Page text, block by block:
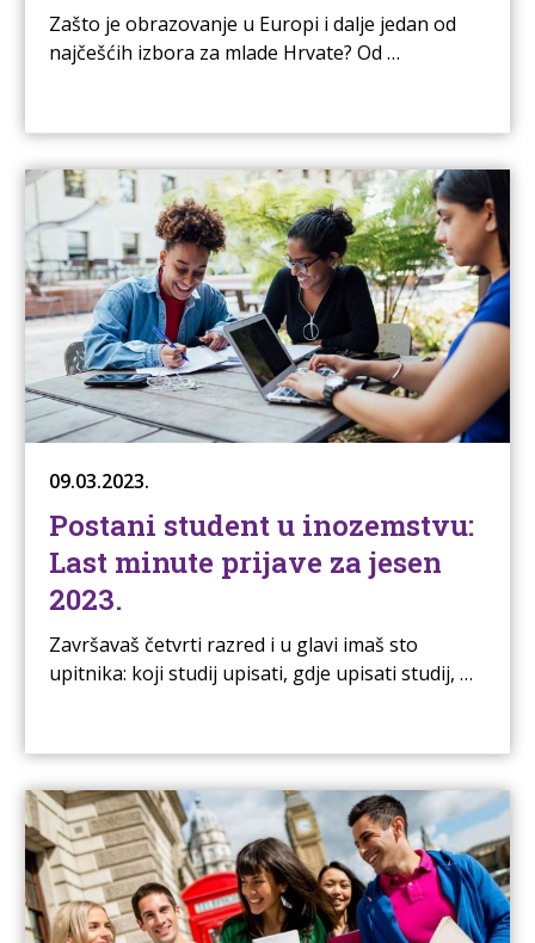
Zašto je obrazovanje u Europi i dalje jedan od
najčešćih izbora za mlade Hrvate? Od …
09.03.2023.
Postani student u inozemstvu:
Last minute prijave za jesen
2023.
Završavaš četvrti razred i u glavi imaš sto
upitnika: koji studij upisati, gdje upisati studij, …